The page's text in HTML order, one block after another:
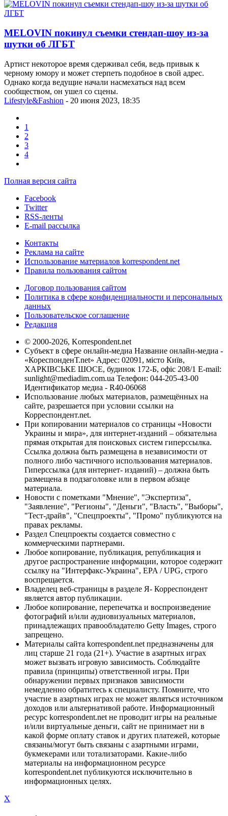
MELOVIN покинул съемки стендап-шоу из-за
шутки об ЛГБТ
Артист некоторое время сдерживал себя, ведь привык к
черному юмору и может стерпеть подобное в свой адрес.
Однако когда ведущие начали насмехаться над всем
сообществом, он ушел со сцены.
Lifestyle&Fashion - 20 июня 2023, 18:35
1
2
3
4
Полная версия сайта
Facebook
Twitter
RSS-ленты
E-mail рассылка
Контакты
Реклама на сайте
Использование материалов korrespondent.net
Правила пользования сайтом
Договор пользования сайтом
Политика в сфере конфиденциальности и персональных
данных
Пользовательское соглашение
Редакция
© 2000-2026, Korrespondent.net
Субъект в сфере онлайн-медиа Название онлайн-медиа -
«КореспонденТ.net» Адрес: 02091, місто Київ,
ХАРКІВСЬКЕ ШОСЕ, будинок 172-Б, офіс 208/1 E-mail:
sunlight@mediadim.com.ua Телефон: 044-205-43-00
Идентификатор медиа - R40-06068
Использование любых материалов, размещённых на
сайте, разрешается при условии ссылки на
Корреспондент.net.
При копировании материалов со страницы «Новости
Украины и мира», для интернет-изданий – обязательна
прямая открытая для поисковых систем гиперссылка.
Ссылка должна быть размещена в независимости от
полного либо частичного использования материалов.
Гиперссылка (для интернет- изданий) – должна быть
размещена в подзаголовке или в первом абзаце
материала.
Новости с пометками "Мнение", "Экспертиза",
"Заявление", "Регионы", "Деньги", "Власть", "Выборы",
"Тест-драйв", "Спецпроекты", "Промо" публикуются на
правах рекламы.
Раздел Спецпроекты создается совместно с
коммерческими партнерами.
Любое копирование, публикация, републикация и
другое распространение информации, которое содержит
ссылку на "Интерфакс-Украина", EPA / UPG, строго
воспрещается.
Владелец веб-страницы в разделе Я- Корреспондент
является автор публикации.
Любое копирование, перепечатка и воспроизведение
фотографий и/или аудиовизуальных материалов,
принадлежащих правообладателю Getty Images, строго
запрещено.
Материалы сайта korrespondent.net предназначены для
лиц старше 21 года (21+). Участие в азартных играх
может вызвать игровую зависимость. Соблюдайте
правила (принципы) ответственной игры. При
обнаружении первых признаков зависимости
немедленно обратитесь к специалисту. Помните, что
участие в азартных играх не может являться источником
доходов или альтернативой работе. Информационный
ресурс korrespondent.net не проводит игры на реальные
и/или виртуальные деньги, сайт не принимает ни в
какой форме оплату ставок и других платежей, которые
связаны/могут быть связаны с азартными играми,
букмекерами или тотализаторами. Какие-либо
материалы на информационном ресурсе
korrespondent.net публикуются исключительно в
информационных целях.
X